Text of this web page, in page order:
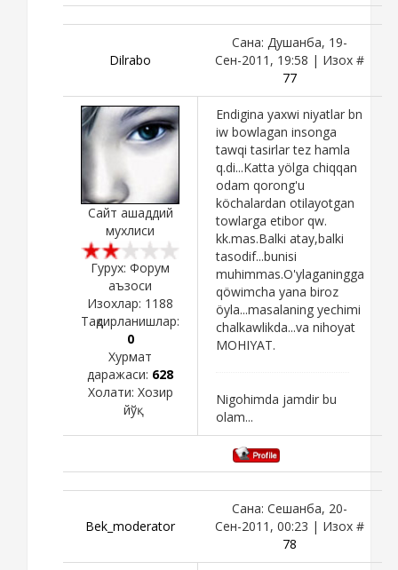
Dilrabo
Сана: Душанба, 19-
Сен-2011, 19:58 | Изох #
77
Сайт ашаддий
мухлиси
Гурух: Форум
аъзоси
Изохлар: 1188
Тақдирланишлар:
0
Хурмат
даражаси: 628
Холати: Хозир
йўқ
Endigina yaxwi niyatlar bn
iw bowlagan insonga
tawqi tasirlar tez hamla
q.di...Katta yölga chiqqan
odam qorong'u
köchalardan otilayotgan
towlarga etibor qw.
kk.mas.Balki atay,balki
tasodif...bunisi
muhimmas.O'ylaganingga
qöwimcha yana biroz
öyla...masalaning yechimi
chalkawlikda...va nihoyat
MOHIYAT.
Nigohimda jamdir bu
olam...
Bek_moderator
Сана: Сешанба, 20-
Сен-2011, 00:23 | Изох #
78